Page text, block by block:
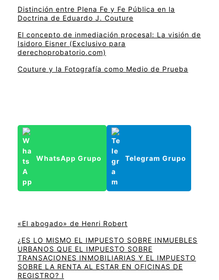
Distinción entre Plena Fe y Fe Pública en la
Doctrina de Eduardo J. Couture
El concepto de inmediación procesal: La visión de
Isidoro Eisner (Exclusivo para
derechoprobatorio.com)
Couture y la Fotografía como Medio de Prueba
WhatsApp Grupo Telegram Grupo
«El abogado» de Henri Robert
¿ES LO MISMO EL IMPUESTO SOBRE INMUEBLES
URBANOS QUE EL IMPUESTO SOBRE
TRANSACIONES INMOBILIARIAS Y EL IMPUESTO
SOBRE LA RENTA AL ESTAR EN OFICINAS DE
REGISTRO? I